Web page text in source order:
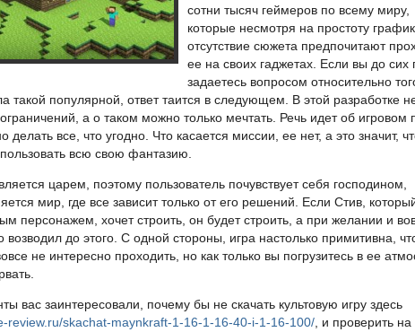
сотни тысяч геймеров по всему миру,
которые несмотря на простоту
отсутствие сюжета предпочитают
ее на своих гаджетах. Если вы до сих
задаетесь вопросом относительно
такой популярной, ответ таится в следующем. В этой разработке
а о таком можно только мечтать. Речь идет об игровом
делать все, что угодно. Что касается миссии, ее нет, а это значит,
всю свою фантазию.
царем, поэтому пользователь почувствует себя господином,
мир, где все зависит только от его решений. Если Стив,
персонажем, хочет строить, он будет строить, а при желании и
возводил до этого. С одной стороны, игра настолько примитивна,
не интересно проходить, но как только вы погрузитесь в ее
вас заинтересовали, почему бы не скачать культовую игру здесь
review.ru/skachat-maynkraft-1-16-1-16-40-i-1-16-100/ , и проверить на